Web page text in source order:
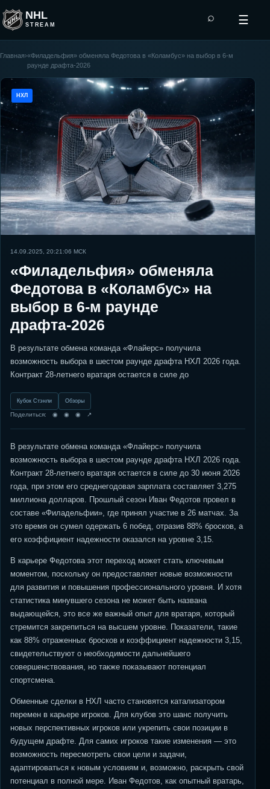
NHL
STREAM
⌕ ☰
Главная›«Филадельфия» обменяла Федотова в «Коламбус» на выбор в 6-м
раунде драфта-2026
НХЛ
14.09.2025, 20:21:06 МСК
«Филадельфия» обменяла
Федотова в «Коламбус» на
выбор в 6-м раунде
драфта-2026
В результате обмена команда «Флайерс» получила
возможность выбора в шестом раунде драфта НХЛ 2026 года.
Контракт 28-летнего вратаря остается в силе до
Кубок Стэнли Обзоры
Поделиться: ◉ ◉ ◉ ↗
В результате обмена команда «Флайерс» получила
возможность выбора в шестом раунде драфта НХЛ 2026 года.
Контракт 28-летнего вратаря остается в силе до 30 июня 2026
года, при этом его среднегодовая зарплата составляет 3,275
миллиона долларов. Прошлый сезон Иван Федотов провел в
составе «Филадельфии», где принял участие в 26 матчах. За
это время он сумел одержать 6 побед, отразив 88% бросков, а
его коэффициент надежности оказался на уровне 3,15.
В карьере Федотова этот переход может стать ключевым
моментом, поскольку он предоставляет новые возможности
для развития и повышения профессионального уровня. И хотя
статистика минувшего сезона не может быть названа
выдающейся, это все же важный опыт для вратаря, который
стремится закрепиться на высшем уровне. Показатели, такие
как 88% отраженных бросков и коэффициент надежности 3,15,
свидетельствуют о необходимости дальнейшего
совершенствования, но также показывают потенциал
спортсмена.
Обменные сделки в НХЛ часто становятся катализатором
перемен в карьере игроков. Для клубов это шанс получить
новых перспективных игроков или укрепить свои позиции в
будущем драфте. Для самих игроков такие изменения — это
возможность пересмотреть свои цели и задачи,
адаптироваться к новым условиям и, возможно, раскрыть свой
потенциал в полной мере. Иван Федотов, как опытный вратарь,